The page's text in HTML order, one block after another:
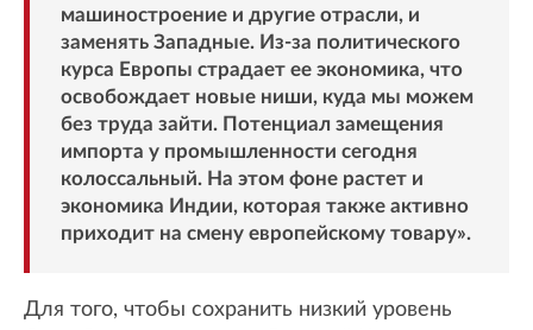
машиностроение и другие отрасли, и
заменять Западные. Из-за политического
курса Европы страдает ее экономика, что
освобождает новые ниши, куда мы можем
без труда зайти. Потенциал замещения
импорта у промышленности сегодня
колоссальный. На этом фоне растет и
экономика Индии, которая также активно
приходит на смену европейскому товару».
Для того, чтобы сохранить низкий уровень